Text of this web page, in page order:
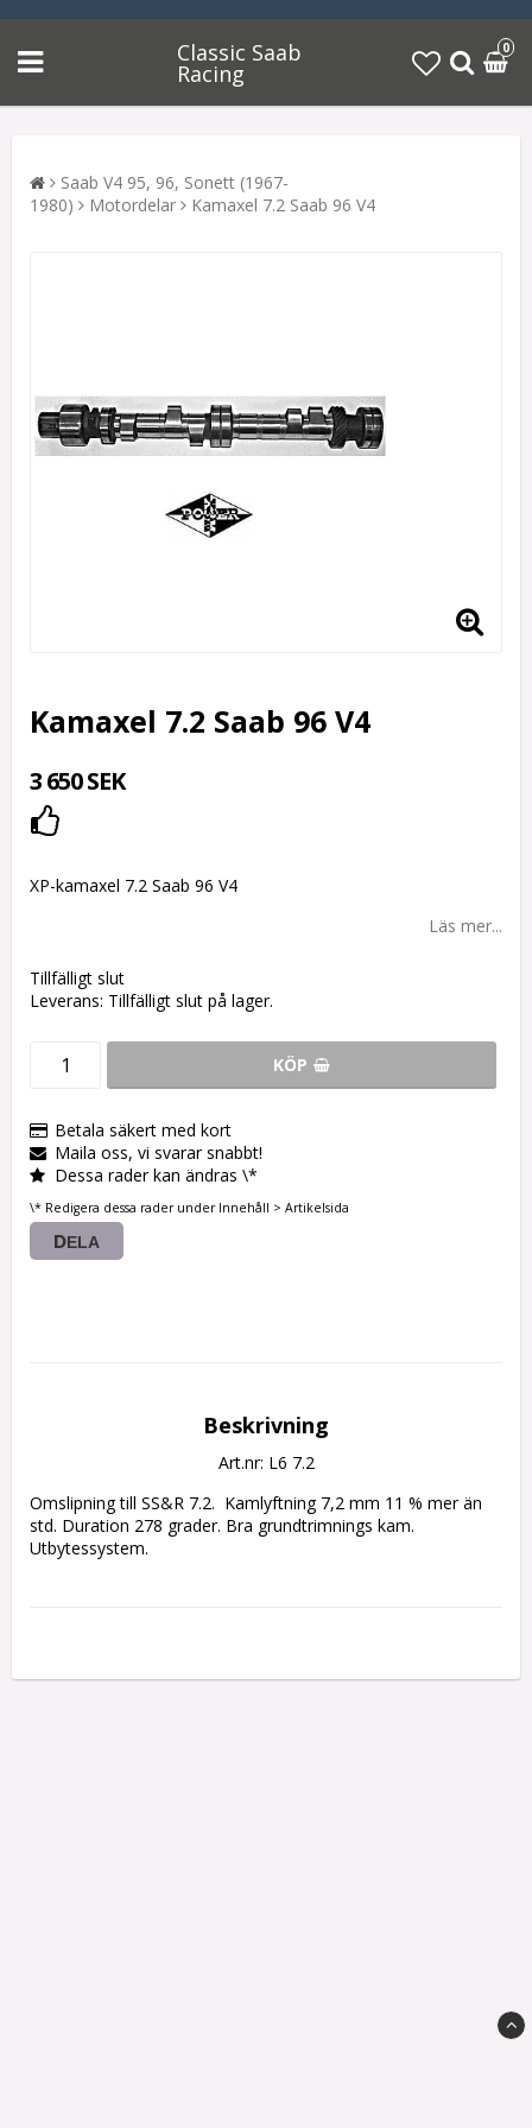
Classic Saab
Racing
0
Saab V4 95, 96, Sonett (1967-
1980)
Motordelar Kamaxel 7.2 Saab 96 V4
Kamaxel 7.2 Saab 96 V4
3 650 SEK
XP-kamaxel 7.2 Saab 96 V4
Läs mer...
Tillfälligt slut
Leverans: Tillfälligt slut på lager.
KÖP
Betala säkert med kort
Maila oss, vi svarar snabbt!
Dessa rader kan ändras \*
\* Redigera dessa rader under Innehåll > Artikelsida
DELA
Beskrivning
Art.nr: L6 7.2
Omslipning till SS&R 7.2.  Kamlyftning 7,2 mm 11 % mer än
std. Duration 278 grader. Bra grundtrimnings kam.